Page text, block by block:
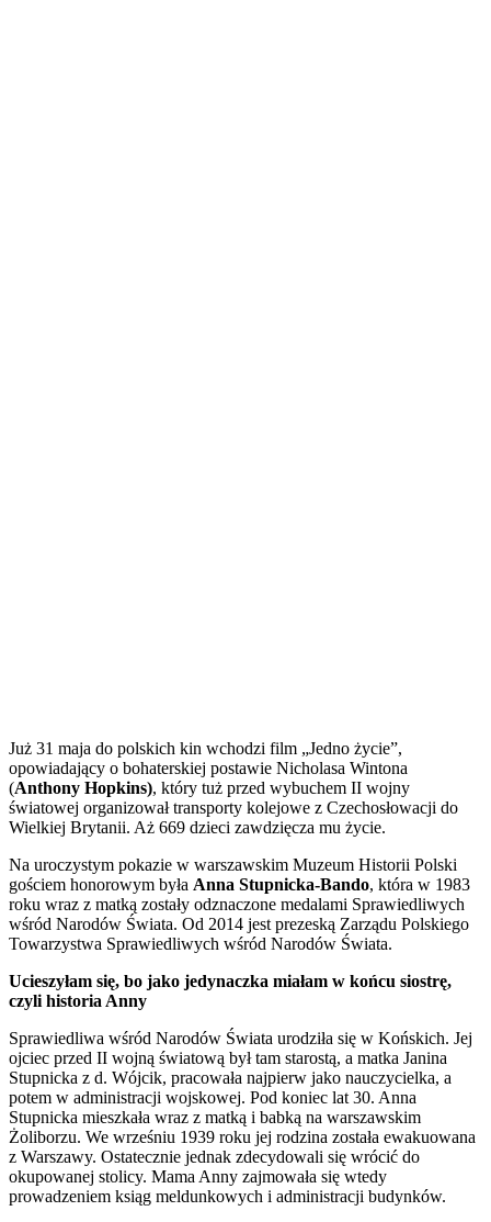
Już 31 maja do polskich kin wchodzi film „Jedno życie”,
opowiadający o bohaterskiej postawie Nicholasa Wintona
(Anthony Hopkins), który tuż przed wybuchem II wojny
światowej organizował transporty kolejowe z Czechosłowacji do
Wielkiej Brytanii. Aż 669 dzieci zawdzięcza mu życie.
Na uroczystym pokazie w warszawskim Muzeum Historii Polski
gościem honorowym była Anna Stupnicka-Bando, która w 1983
roku wraz z matką zostały odznaczone medalami Sprawiedliwych
wśród Narodów Świata. Od 2014 jest prezeską Zarządu Polskiego
Towarzystwa Sprawiedliwych wśród Narodów Świata.
Ucieszyłam się, bo jako jedynaczka miałam w końcu siostrę,
czyli historia Anny
Sprawiedliwa wśród Narodów Świata urodziła się w Końskich. Jej
ojciec przed II wojną światową był tam starostą, a matka Janina
Stupnicka z d. Wójcik, pracowała najpierw jako nauczycielka, a
potem w administracji wojskowej. Pod koniec lat 30. Anna
Stupnicka mieszkała wraz z matką i babką na warszawskim
Żoliborzu. We wrześniu 1939 roku jej rodzina została ewakuowana
z Warszawy. Ostatecznie jednak zdecydowali się wrócić do
okupowanej stolicy. Mama Anny zajmowała się wtedy
prowadzeniem ksiąg meldunkowych i administracji budynków.